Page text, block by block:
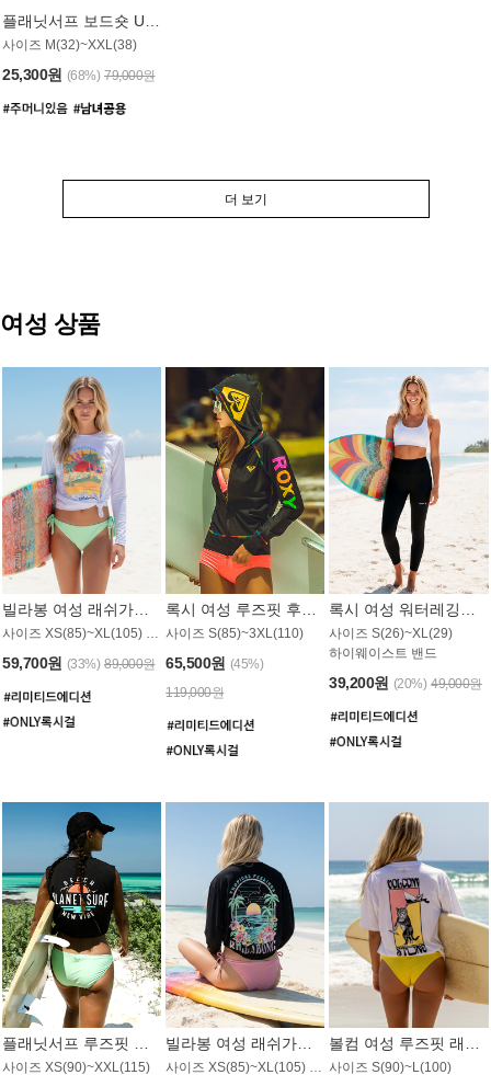
플래닛서프 보드숏 UMB008YPS
사이즈 M(32)~XXL(38)
25,300원 (68%) 79,000원
더 보기
여성 상품
59,700원 (33%) 89,000원
사이즈 S(85)~3XL(110)
65,500원 (45%)
119,000원
사이즈 S(26)~XL(29)
하이웨이스트 밴드
39,200원 (20%) 49,000원
사이즈 XS(90)~XXL(115) 사이즈 XS(85)~XL(105) / 오버핏 사이즈 S(90)~L(100)